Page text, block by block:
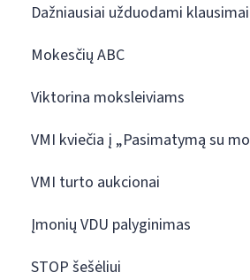
Dažniausiai užduodami klausimai
Mokesčių ABC
Viktorina moksleiviams
VMI kviečia į „Pasimatymą su
VMI turto aukcionai
Įmonių VDU palyginimas
STOP šešėliui